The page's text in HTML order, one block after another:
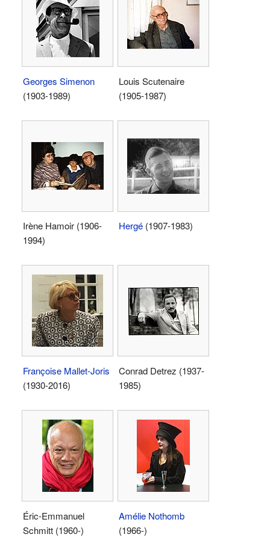
Georges Simenon
(1903-1989)
Louis Scutenaire
(1905-1987)
Irène Hamoir (1906-
1994)
Hergé (1907-1983)
Françoise Mallet-Joris
(1930-2016)
Conrad Detrez (1937-
1985)
Éric-Emmanuel
Schmitt (1960-)
Amélie Nothomb
(1966-)